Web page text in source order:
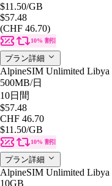
$11.50/GB
$57.48
(CHF 46.70)
10% 割引
プラン詳細
AlpineSIM Unlimited
500MB/日
10日間
$57.48
CHF 46.70
$11.50/GB
10% 割引
プラン詳細
AlpineSIM Unlimited Libya
10GB